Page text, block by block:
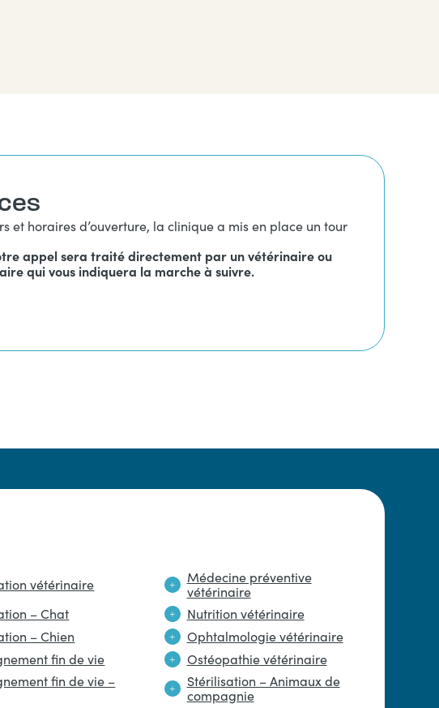
et horaires d’ouverture, la clinique a mis en place un tour
appel sera traité directement par un vétérinaire ou
qui vous indiquera la marche à suivre.
vétérinaire
– Chat
– Chien
fin de vie
fin de vie –
Médecine préventive
vétérinaire
Nutrition vétérinaire
Ophtalmologie vétérinaire
Ostéopathie vétérinaire
Stérilisation – Animaux de
compagnie